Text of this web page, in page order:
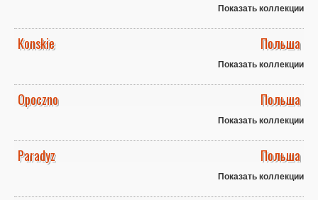
Показать коллекции
Konskie Польша
Показать коллекции
Opoczno Польша
Показать коллекции
Paradyz Польша
Показать коллекции